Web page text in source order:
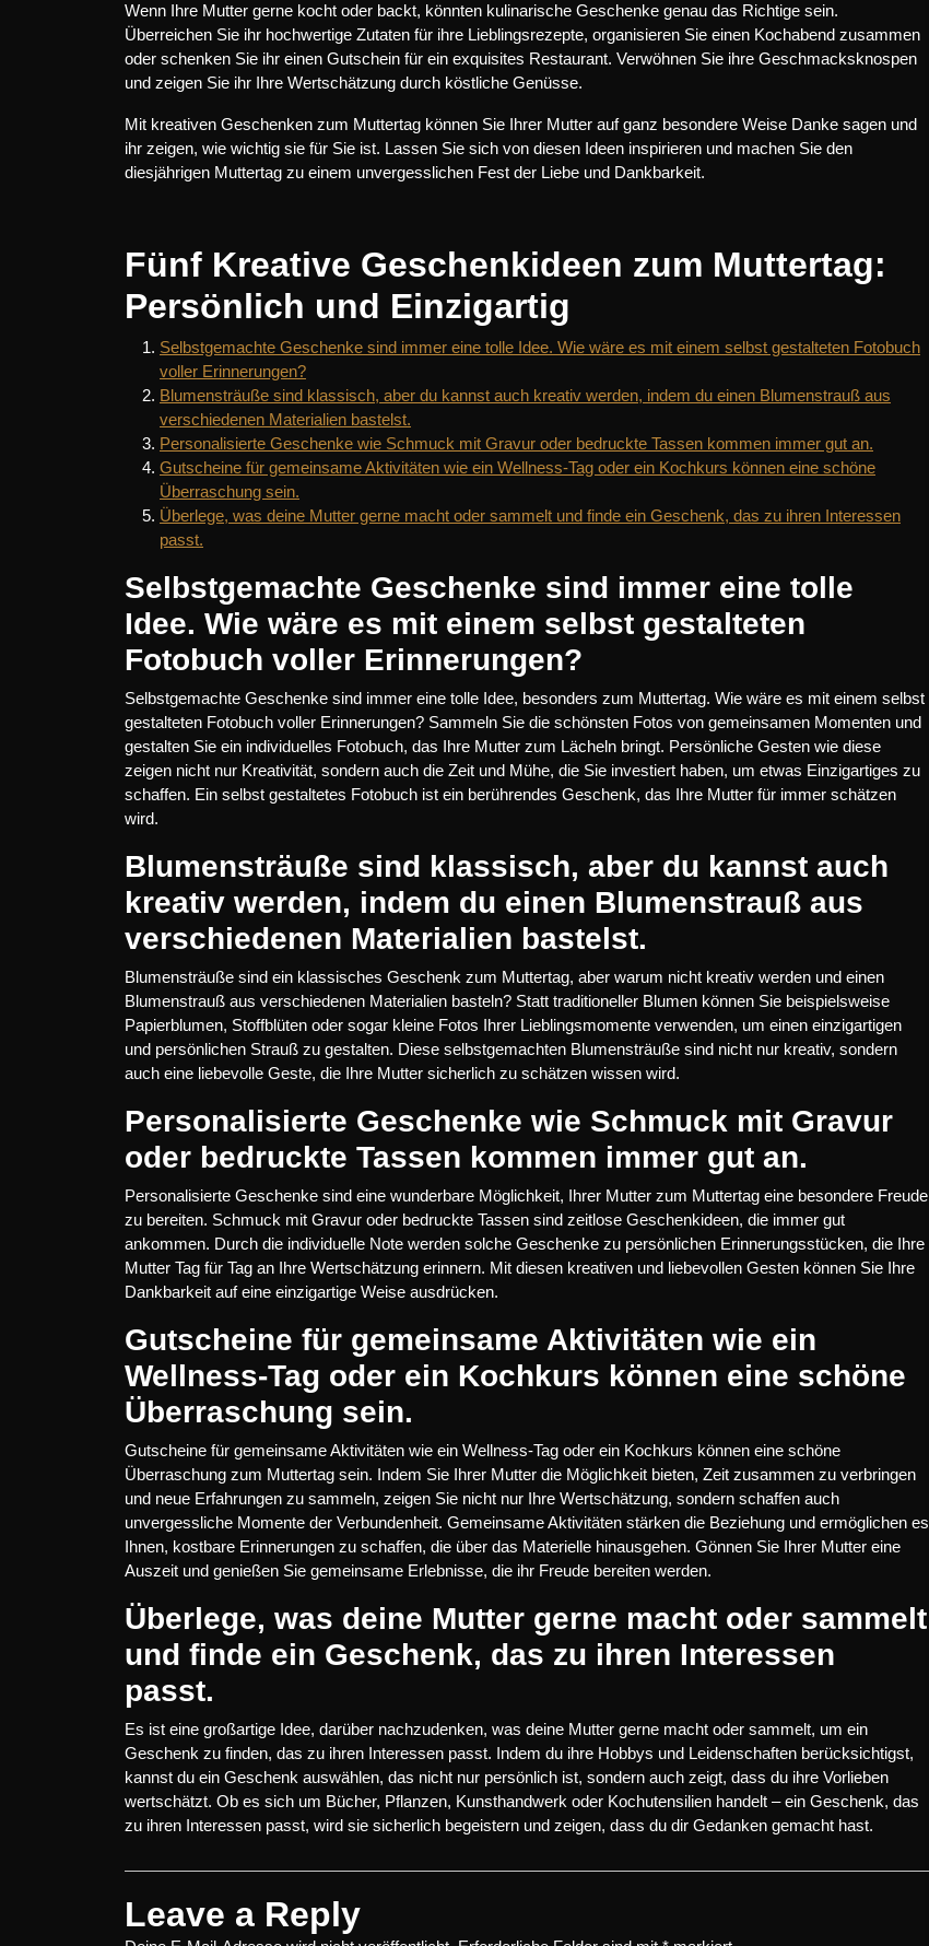
Wenn Ihre Mutter gerne kocht oder backt, könnten kulinarische Geschenke genau das Richtige sein.
Überreichen Sie ihr hochwertige Zutaten für ihre Lieblingsrezepte, organisieren Sie einen Kochabend zusammen
oder schenken Sie ihr einen Gutschein für ein exquisites Restaurant. Verwöhnen Sie ihre Geschmacksknospen
und zeigen Sie ihr Ihre Wertschätzung durch köstliche Genüsse.
Mit kreativen Geschenken zum Muttertag können Sie Ihrer Mutter auf ganz besondere Weise Danke sagen und
ihr zeigen, wie wichtig sie für Sie ist. Lassen Sie sich von diesen Ideen inspirieren und machen Sie den
diesjährigen Muttertag zu einem unvergesslichen Fest der Liebe und Dankbarkeit.
Fünf Kreative Geschenkideen zum Muttertag:
Persönlich und Einzigartig
Selbstgemachte Geschenke sind immer eine tolle Idee. Wie wäre es mit einem selbst gestalteten Fotobuch
voller Erinnerungen?
Blumensträuße sind klassisch, aber du kannst auch kreativ werden, indem du einen Blumenstrauß aus
verschiedenen Materialien bastelst.
Personalisierte Geschenke wie Schmuck mit Gravur oder bedruckte Tassen kommen immer gut an.
Gutscheine für gemeinsame Aktivitäten wie ein Wellness-Tag oder ein Kochkurs können eine schöne
Überraschung sein.
Überlege, was deine Mutter gerne macht oder sammelt und finde ein Geschenk, das zu ihren Interessen
passt.
Selbstgemachte Geschenke sind immer eine tolle
Idee. Wie wäre es mit einem selbst gestalteten
Fotobuch voller Erinnerungen?
Selbstgemachte Geschenke sind immer eine tolle Idee, besonders zum Muttertag. Wie wäre es mit einem selbst
gestalteten Fotobuch voller Erinnerungen? Sammeln Sie die schönsten Fotos von gemeinsamen Momenten und
gestalten Sie ein individuelles Fotobuch, das Ihre Mutter zum Lächeln bringt. Persönliche Gesten wie diese
zeigen nicht nur Kreativität, sondern auch die Zeit und Mühe, die Sie investiert haben, um etwas Einzigartiges zu
schaffen. Ein selbst gestaltetes Fotobuch ist ein berührendes Geschenk, das Ihre Mutter für immer schätzen
wird.
Blumensträuße sind klassisch, aber du kannst auch
kreativ werden, indem du einen Blumenstrauß aus
verschiedenen Materialien bastelst.
Blumensträuße sind ein klassisches Geschenk zum Muttertag, aber warum nicht kreativ werden und einen
Blumenstrauß aus verschiedenen Materialien basteln? Statt traditioneller Blumen können Sie beispielsweise
Papierblumen, Stoffblüten oder sogar kleine Fotos Ihrer Lieblingsmomente verwenden, um einen einzigartigen
und persönlichen Strauß zu gestalten. Diese selbstgemachten Blumensträuße sind nicht nur kreativ, sondern
auch eine liebevolle Geste, die Ihre Mutter sicherlich zu schätzen wissen wird.
Personalisierte Geschenke wie Schmuck mit Gravur
oder bedruckte Tassen kommen immer gut an.
Personalisierte Geschenke sind eine wunderbare Möglichkeit, Ihrer Mutter zum Muttertag eine besondere Freude
zu bereiten. Schmuck mit Gravur oder bedruckte Tassen sind zeitlose Geschenkideen, die immer gut
ankommen. Durch die individuelle Note werden solche Geschenke zu persönlichen Erinnerungsstücken, die Ihre
Mutter Tag für Tag an Ihre Wertschätzung erinnern. Mit diesen kreativen und liebevollen Gesten können Sie Ihre
Dankbarkeit auf eine einzigartige Weise ausdrücken.
Gutscheine für gemeinsame Aktivitäten wie ein
Wellness-Tag oder ein Kochkurs können eine schöne
Überraschung sein.
Gutscheine für gemeinsame Aktivitäten wie ein Wellness-Tag oder ein Kochkurs können eine schöne
Überraschung zum Muttertag sein. Indem Sie Ihrer Mutter die Möglichkeit bieten, Zeit zusammen zu verbringen
und neue Erfahrungen zu sammeln, zeigen Sie nicht nur Ihre Wertschätzung, sondern schaffen auch
unvergessliche Momente der Verbundenheit. Gemeinsame Aktivitäten stärken die Beziehung und ermöglichen es
Ihnen, kostbare Erinnerungen zu schaffen, die über das Materielle hinausgehen. Gönnen Sie Ihrer Mutter eine
Auszeit und genießen Sie gemeinsame Erlebnisse, die ihr Freude bereiten werden.
Überlege, was deine Mutter gerne macht oder sammelt
und finde ein Geschenk, das zu ihren Interessen
passt.
Es ist eine großartige Idee, darüber nachzudenken, was deine Mutter gerne macht oder sammelt, um ein
Geschenk zu finden, das zu ihren Interessen passt. Indem du ihre Hobbys und Leidenschaften berücksichtigst,
kannst du ein Geschenk auswählen, das nicht nur persönlich ist, sondern auch zeigt, dass du ihre Vorlieben
wertschätzt. Ob es sich um Bücher, Pflanzen, Kunsthandwerk oder Kochutensilien handelt – ein Geschenk, das
zu ihren Interessen passt, wird sie sicherlich begeistern und zeigen, dass du dir Gedanken gemacht hast.
Leave a Reply